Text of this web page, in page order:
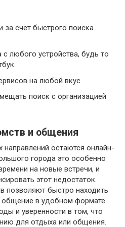
за счёт быстрого поиска
любого устройства, будь то
на любой вкус.
поиск с организацией
и общения
остаются онлайн-
города это особенно
на новые встречи, и
этот недостаток.
позволяют быстро находить
общение в удобном формате.
и уверенности в том, что
для отдыха или общения.